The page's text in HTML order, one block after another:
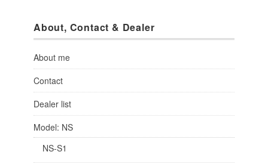
About, Contact & Dealer
About me
Contact
Dealer list
Model: NS
NS-S1